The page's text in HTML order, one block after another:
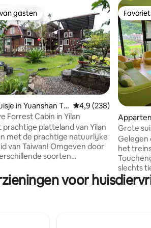
4,94 uit 5, 457 recensies
gasten
gasten
in Yuanshan To
Gemiddelde
4,9 (238)
Forrest Cabin in Yilan
prachtige platteland van Yilan
met de prachtige natuurlijke
van Taiwan! Omgeven door
soorten
Oceaan, is dit verblijf
paradijs dat op je wacht! Dit
wnship
Grote
infinity-
de zee
Gelegen
het
slechts
oude
populair
voor